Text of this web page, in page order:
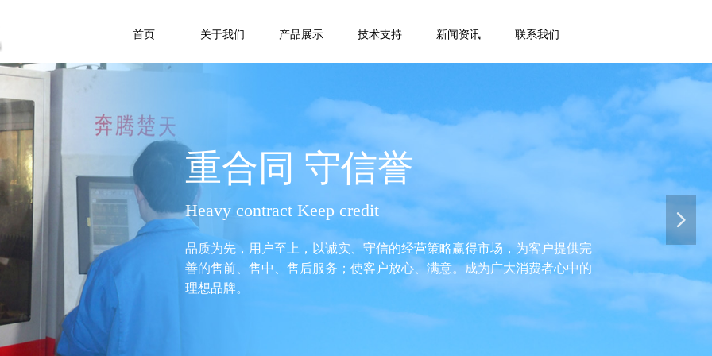
首页 关于我们 产品展示 技术支持 新闻资讯 联系我们
重合同 守信誉
Heavy contract Keep credit
品质为先，用户至上，以诚实、守信的经营策略赢得市场，为客户提供完
善的售前、售中、售后服务；使客户放心、满意。成为广大消费者心中的
理想品牌。
넲